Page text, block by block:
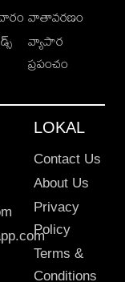
వాతావరణం
వ్యాపార
ప్రపంచం
LOKAL
Contact Us
About Us
Privacy
Policy
Terms &
Conditions